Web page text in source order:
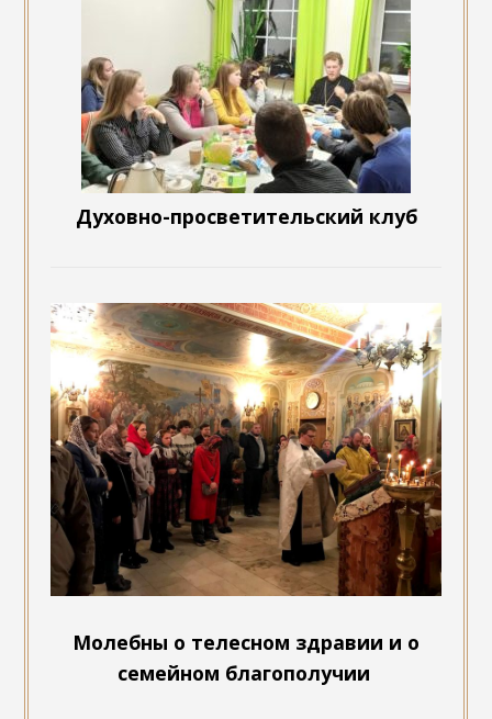
Духовно-просветительский клуб
Молебны о телесном здравии и о
семейном благополучии